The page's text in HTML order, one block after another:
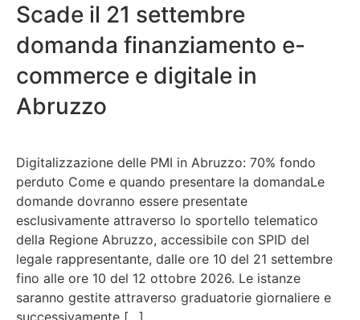
Scade il 21 settembre
domanda finanziamento e-
commerce e digitale in
Abruzzo
Digitalizzazione delle PMI in Abruzzo: 70% fondo
perduto Come e quando presentare la domandaLe
domande dovranno essere presentate
esclusivamente attraverso lo sportello telematico
della Regione Abruzzo, accessibile con SPID del
legale rappresentante, dalle ore 10 del 21 settembre
fino alle ore 10 del 12 ottobre 2026. Le istanze
saranno gestite attraverso graduatorie giornaliere e